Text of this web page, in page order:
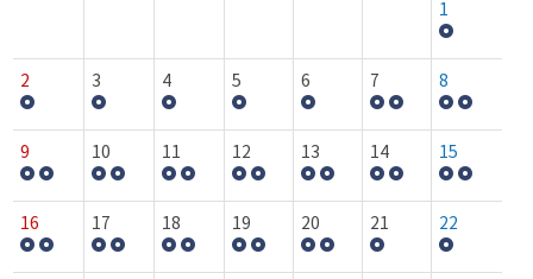
1
2 3 4 5 6 7 8
9 10 11 12 13 14 15
16 17 18 19 20 21 22